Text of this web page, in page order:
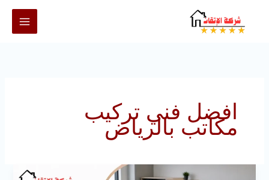
افضل فني تركيب
مكاتب بالرياض